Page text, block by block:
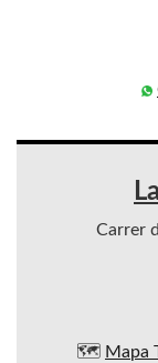
Carrer
🗺️ Mapa